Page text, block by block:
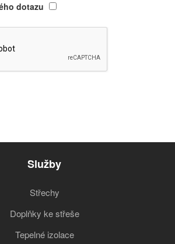
dotazu
Služby
Střechy
Doplňky ke střeše
Tepelné izolace